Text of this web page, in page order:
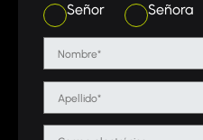
Señor Señora